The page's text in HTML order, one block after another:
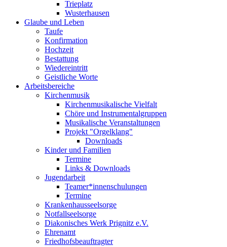
Trieplatz
Wusterhausen
Glaube und Leben
Taufe
Konfirmation
Hochzeit
Bestattung
Wiedereintritt
Geistliche Worte
Arbeitsbereiche
Kirchenmusik
Kirchenmusikalische Vielfalt
Chöre und Instrumentalgruppen
Musikalische Veranstaltungen
Projekt "Orgelklang"
Downloads
Kinder und Familien
Termine
Links & Downloads
Jugendarbeit
Teamer*innenschulungen
Termine
Krankenhausseelsorge
Notfallseelsorge
Diakonisches Werk Prignitz e.V.
Ehrenamt
Friedhofsbeauftragter